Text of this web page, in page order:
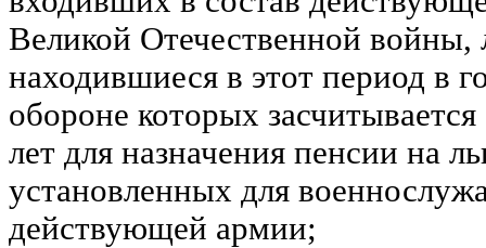
Великой Отечественной войны,
находившиеся в этот период в
обороне которых
лет для назначения пенсии на
установленных для
действующей армии;